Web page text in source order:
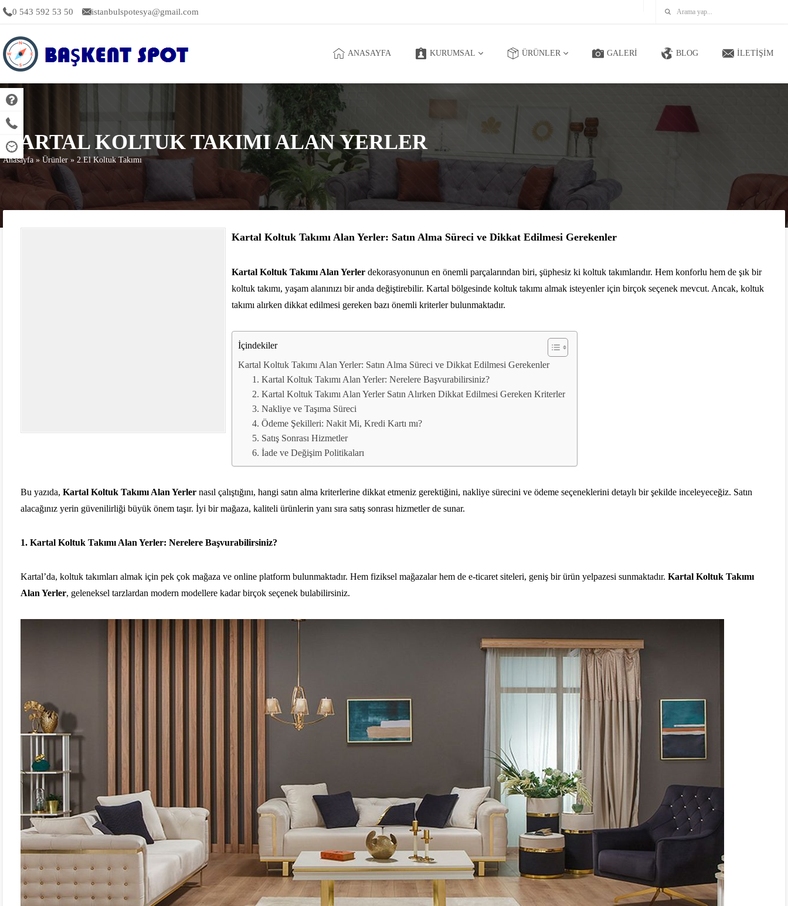
0 543 592 53 50 istanbulspotesya@gmail.com
ANASAYFA KURUMSAL ÜRÜNLER GALERI BLOG İLETIŞIM
KARTAL KOLTUK TAKIMI ALAN YERLER
Anasayfa »Ürünler » 2.El Koltuk Takımı
Kartal Koltuk Takımı Alan Yerler: Satın Alma Süreci ve Dikkat Edilmesi Gerekenler
Kartal Koltuk Takımı Alan Yerler dekorasyonunun en önemli parçalarından biri, şüphesiz ki koltuk takımlarıdır. Hem konforlu hem de şık bir
koltuk takımı, yaşam alanınızı bir anda değiştirebilir. Kartal bölgesinde koltuk takımı almak isteyenler için birçok seçenek mevcut. Ancak, koltuk
takımı alırken dikkat edilmesi gereken bazı önemli kriterler bulunmaktadır.
İçindekiler
Kartal Koltuk Takımı Alan Yerler: Satın Alma Süreci ve Dikkat Edilmesi Gerekenler
1. Kartal Koltuk Takımı Alan Yerler: Nerelere Başvurabilirsiniz?
2. Kartal Koltuk Takımı Alan Yerler Satın Alırken Dikkat Edilmesi Gereken Kriterler
3. Nakliye ve Taşıma Süreci
4. Ödeme Şekilleri: Nakit Mi, Kredi Kartı mı?
5. Satış Sonrası Hizmetler
6. İade ve Değişim Politikaları
Bu yazıda, Kartal Koltuk Takımı Alan Yerler nasıl çalıştığını, hangi satın alma kriterlerine dikkat etmeniz gerektiğini, nakliye sürecini ve ödeme seçeneklerini detaylı bir şekilde inceleyeceğiz. Satın
alacağınız yerin güvenilirliği büyük önem taşır. İyi bir mağaza, kaliteli ürünlerin yanı sıra satış sonrası hizmetler de sunar.
1. Kartal Koltuk Takımı Alan Yerler: Nerelere Başvurabilirsiniz?
Kartal’da, koltuk takımları almak için pek çok mağaza ve online platform bulunmaktadır. Hem fiziksel mağazalar hem de e-ticaret siteleri, geniş bir ürün yelpazesi sunmaktadır. Kartal Koltuk Takımı
Alan Yerler, geleneksel tarzlardan modern modellere kadar birçok seçenek bulabilirsiniz.